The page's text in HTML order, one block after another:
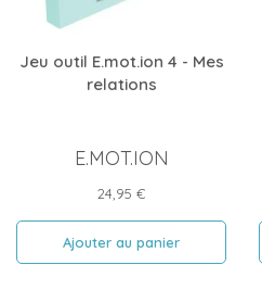
Jeu outil E.mot.ion 4 - Mes
relations
E.MOT.ION
Prix
24,95 €
Ajouter au panier